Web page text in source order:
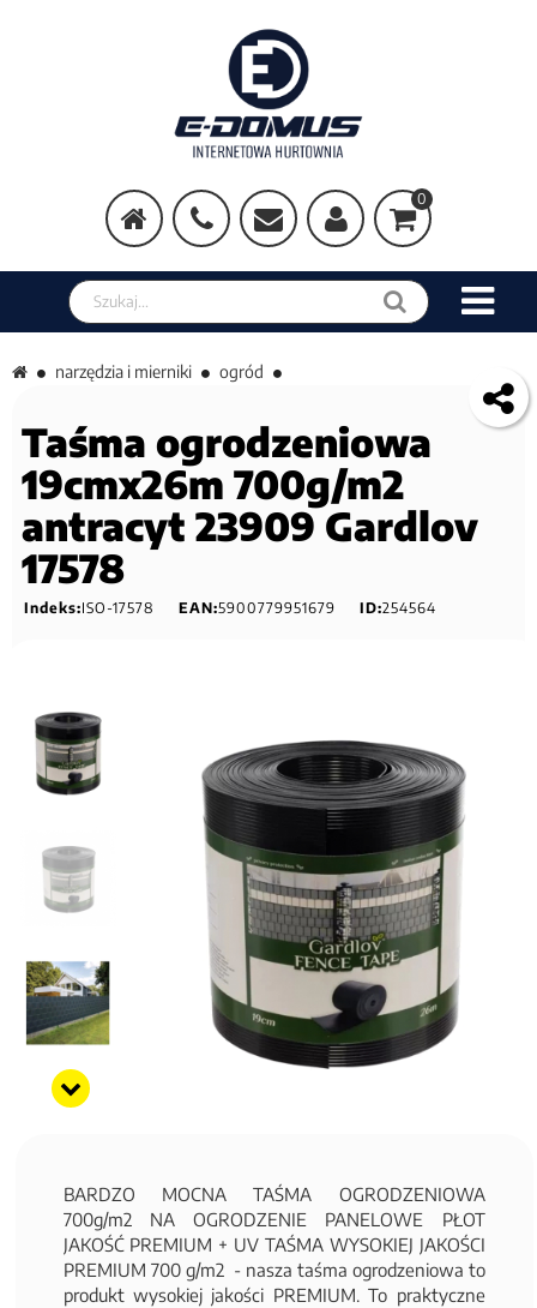
0
Szukaj w sklepie
narzędzia i mierniki ogród
Taśma ogrodzeniowa
19cmx26m 700g/m2
antracyt 23909 Gardlov
17578
Indeks:ISO-17578 EAN:5900779951679 ID:254564
BARDZO MOCNA TAŚMA OGRODZENIOWA
700g/m2 NA OGRODZENIE PANELOWE PŁOT
JAKOŚĆ PREMIUM + UV TAŚMA WYSOKIEJ JAKOŚCI
PREMIUM 700 g/m2 - nasza taśma ogrodzeniowa to
produkt wysokiej jakości PREMIUM. To praktyczne